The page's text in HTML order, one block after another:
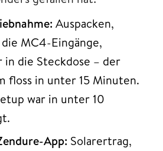
Auspacken,
MC4-Eingänge,
in die Steckdose – der
floss in unter 15 Minuten.
war in unter 10
App: Solarertrag,